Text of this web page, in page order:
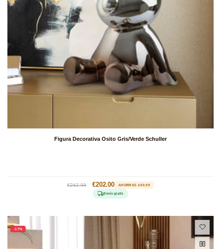
Figura Decorativa Osito Gris/Verde Schuller
Precio
€242.99
Precio
de
oferta
€202.00 AHORRAS €40.99
Envío gratis
-17%